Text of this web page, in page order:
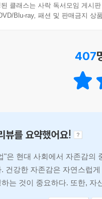
을 향한 시선, 마음, 감정,
신감, 자기애, 삶의 만족도
사람들이 수시로 경험하는
향을 직접적으로 받는 일(
확인하는 사랑’ ‘이별이 무
자존감이 인간관계에 미치
오는 밑줄 긋고 싶은 말들,
클래스는 사락 독서모임 게시
Blu-ray, 패션 및 판매금지 상
407
뷰를 요약했어요!
"은 현대 사회에서 자존감의
건강한 자존감은 자연스럽
는 것이 중요하다. 또한, 자